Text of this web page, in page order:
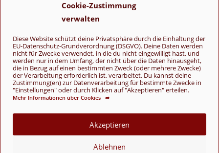
Cookie-Zustimmung
verwalten
Diese Website schützt deine Privatsphäre durch die Einhaltung der
EU-Datenschutz-Grundverordnung (DSGVO). Deine Daten werden
nicht für Zwecke verwendet, in die du nicht eingewilligt hast, und
werden nur in dem Umfang, der nicht über die Daten hinausgeht,
die in Bezug auf einen bestimmten Zweck (oder mehrere Zwecke)
der Verarbeitung erforderlich ist, verarbeitet. Du kannst deine
Zustimmung(en) zur Datenverarbeitung für bestimmte Zwecke in
"Einstellungen" oder durch Klicken auf "Akzeptieren" erteilen.
Mehr Informationen über Cookies ➦
Akzeptieren
Ablehnen
Folge uns
Über uns
Cookie-Richtlinie (EU)
© Copyright 2026 - Wolle & Schönes